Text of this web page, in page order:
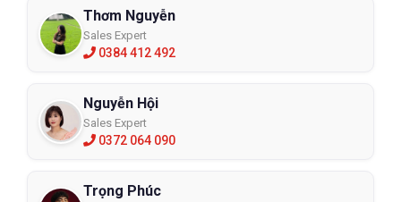
Thơm Nguyễn
Sales Expert
0384 412 492
Nguyễn Hội
Sales Expert
0372 064 090
Trọng Phúc